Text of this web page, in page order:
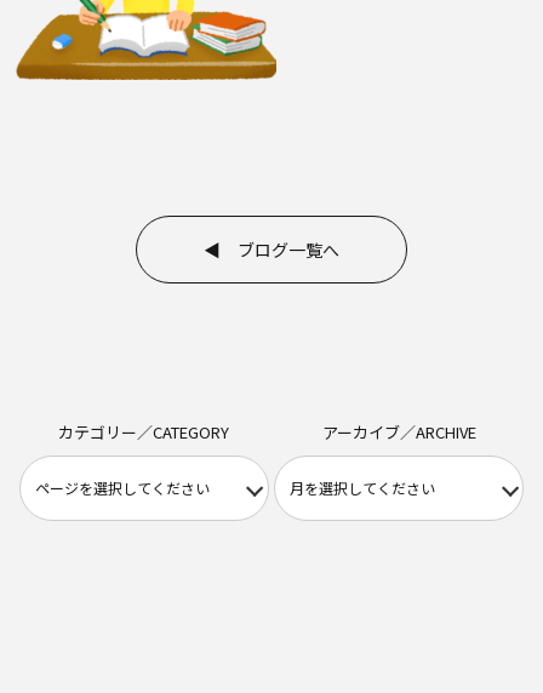
◀ ブログ一覧へ
カテゴリー／CATEGORY アーカイブ／ARCHIVE